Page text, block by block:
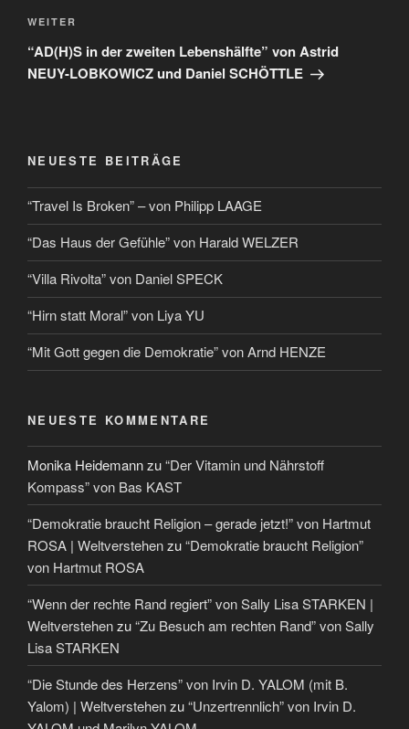
WEITER
“AD(H)S in der zweiten Lebenshälfte” von Astrid
NEUY-LOBKOWICZ und Daniel SCHÖTTLE
NEUESTE BEITRÄGE
“Travel Is Broken” – von Philipp LAAGE
“Das Haus der Gefühle” von Harald WELZER
“Villa Rivolta” von Daniel SPECK
“Hirn statt Moral” von Liya YU
“Mit Gott gegen die Demokratie” von Arnd HENZE
NEUESTE KOMMENTARE
Monika Heidemannzu“Der Vitamin und Nährstoff
Kompass” von Bas KAST
“Demokratie braucht Religion – gerade jetzt!” von Hartmut
ROSA | Weltverstehenzu“Demokratie braucht Religion”
von Hartmut ROSA
“Wenn der rechte Rand regiert” von Sally Lisa STARKEN |
Weltverstehenzu“Zu Besuch am rechten Rand” von Sally
Lisa STARKEN
“Die Stunde des Herzens” von Irvin D. YALOM (mit B.
Yalom) | Weltverstehenzu“Unzertrennlich” von Irvin D.